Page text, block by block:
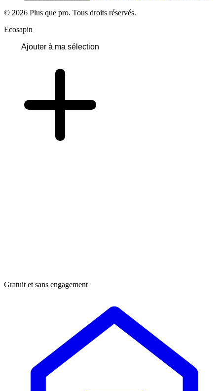
© 2026 Plus que pro. Tous droits réservés.
Ecosapin
Ajouter à ma sélection
Gratuit et sans engagement